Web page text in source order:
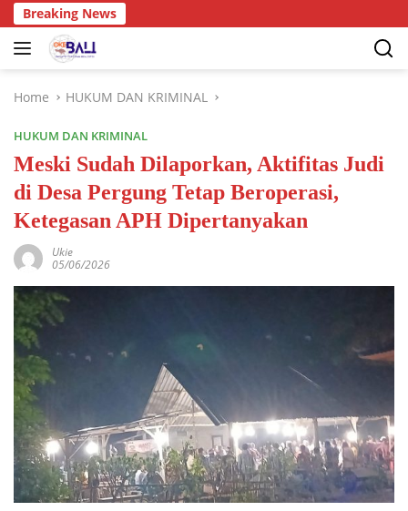
Breaking News
Home HUKUM DAN KRIMINAL
HUKUM DAN KRIMINAL
Meski Sudah Dilaporkan, Aktifitas Judi
di Desa Pergung Tetap Beroperasi,
Ketegasan APH Dipertanyakan
Ukie
05/06/2026